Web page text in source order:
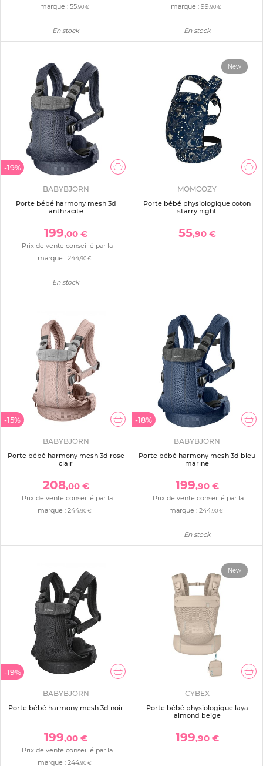
marque :55 ,90 €
En stock
marque : 99 ,90 €
En stock
-19%
BABYBJORN
Porte bébé harmony mesh 3d
anthracite
199,00 €
Prix de vente conseillé par la
marque :244,90 €
En stock
New
MOMCOZY
Porte bébé physiologique coton
starry night
55,90 €
-15%
BABYBJORN
Porte bébé harmony mesh 3d rose
clair
208,00 €
Prix de vente conseillé par la
marque :244,90 €
-18%
BABYBJORN
Porte bébé harmony mesh 3d bleu
marine
199,90 €
Prix de vente conseillé par la
marque : 244,90 €
En stock
-19%
BABYBJORN
Porte bébé harmony mesh 3d noir
199,00 €
Prix de vente conseillé par la
marque :244,90 €
New
CYBEX
Porte bébé physiologique laya
almond beige
199,90 €